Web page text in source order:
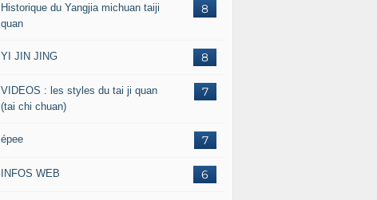
8
Historique du Yangjia michuan taiji
quan
8
YI JIN JING
7
VIDEOS : les styles du tai ji quan
(tai chi chuan)
7
épee
6
INFOS WEB